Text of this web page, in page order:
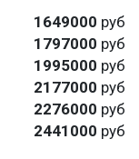
1649000 руб
1797000 руб
1995000 руб
2177000 руб
2276000 руб
2441000 руб